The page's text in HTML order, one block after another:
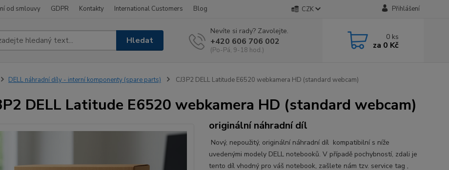
od smlouvy GDPR Kontakty International Customers Blog CZK Přihlášení
Hledat
Nevíte si rady? Zavolejte.
+420 606 706 002
(Po-Pá, 9-18 hod.)
0 ks
za 0 Kč
DELL náhradní díly - interní komponenty (spare parts) CJ3P2 DELL Latitude E6520 webkamera HD (standard webcam)
DELL Latitude E6520 webkamera HD (standard webcam)
originální náhradní díl
Nový, nepoužitý, originální náhradní díl kompatibilní s níže
uvedenými modely DELL notebooků. V případě pochybností, zdali je
tento díl vhodný pro váš notebook, zašlete nám tzv. service tag ,